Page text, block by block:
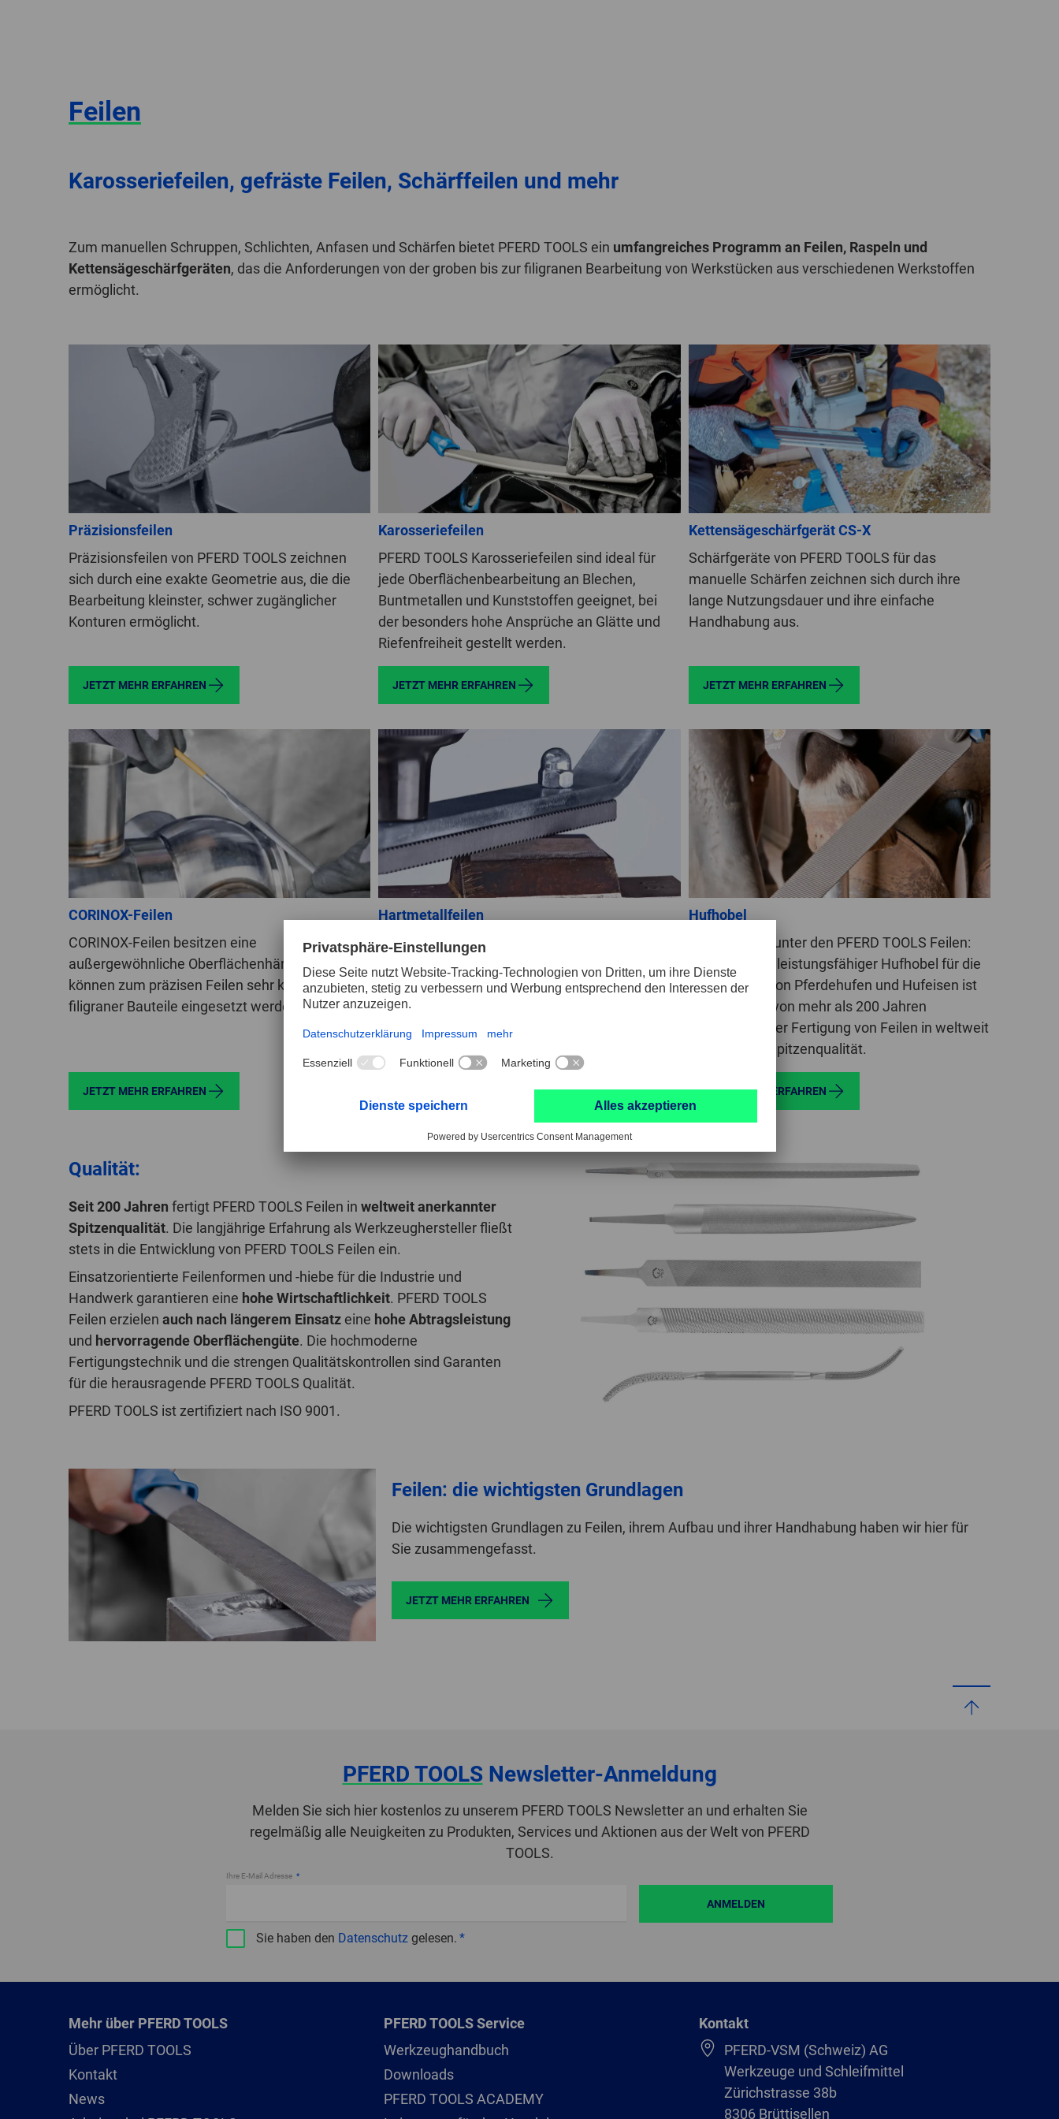
GLOBAL
INTERNATIONAL
-
ENGLISH
INTERNATIONAL
-
Feilen
Karosseriefeilen, gefräste Feilen, Schärffeilen und mehr
Zum manuellen Schruppen, Schlichten, Anfasen und Schärfen bietet PFERD TOOLS ein umfangreiches Programm an Feilen, Raspeln und
Kettensägeschärfgeräten, das die Anforderungen von der groben bis zur filigranen Bearbeitung von Werkstücken aus verschiedenen Werkstoffen
ermöglicht.
Präzisionsfeilen
Präzisionsfeilen von PFERD TOOLS zeichnen
sich durch eine exakte Geometrie aus, die die
Bearbeitung kleinster, schwer zugänglicher
Konturen ermöglicht.
JETZT MEHR ERFAHREN
Karosseriefeilen
PFERD TOOLS Karosseriefeilen sind ideal für
jede Oberflächenbearbeitung an Blechen,
Buntmetallen und Kunststoffen geeignet, bei
der besonders hohe Ansprüche an Glätte und
Riefenfreiheit gestellt werden.
JETZT MEHR ERFAHREN
Kettensägeschärfgerät CS-X
Schärfgeräte von PFERD TOOLS für das
manuelle Schärfen zeichnen sich durch ihre
lange Nutzungsdauer und ihre einfache
Handhabung aus.
JETZT MEHR ERFAHREN
CORINOX-Feilen
CORINOX-Feilen besitzen eine
außergewöhnliche Oberflächenhärte und
können zum präzisen Feilen sehr kleiner und
filigraner Bauteile eingesetzt werden.
JETZT MEHR ERFAHREN
Hartmetallfeilen
Hartmetallfeilen von PFERD TOOLS überzeugen
durch ihre extrem hohe Härte,
Verschleißfestigkeit und lange Lebensdauer. Die
verschiedenen Formen und Ausführungen
eignen sich optimal für die Bearbeitung einer
Hufhobel
Der Klassiker unter den PFERD TOOLS Feilen:
Unser extrem leistungsfähiger Hufhobel für die
Bearbeitung von Pferdehufen und Hufeisen ist
das Ergebnis von mehr als 200 Jahren
Erfahrung in der Fertigung von Feilen in weltweit
anerkannter Spitzenqualität.
JETZT MEHR ERFAHREN
Qualität:
Seit 200 Jahren fertigt PFERD TOOLS Feilen in weltweit anerkannter
Spitzenqualität. Die langjährige Erfahrung als Werkzeughersteller fließt
stets in die Entwicklung von PFERD TOOLS Feilen ein.
Einsatzorientierte Feilenformen und -hiebe für die Industrie und
Handwerk garantieren eine hohe Wirtschaftlichkeit. PFERD TOOLS
Feilen erzielen auch nach längerem Einsatz eine hohe Abtragsleistung
und hervorragende Oberflächengüte. Die hochmoderne
Fertigungstechnik und die strengen Qualitätskontrollen sind Garanten
für die herausragende PFERD TOOLS Qualität.
PFERD TOOLS ist zertifiziert nach ISO 9001.
Feilen: die wichtigsten Grundlagen
Die wichtigsten Grundlagen zu Feilen, ihrem Aufbau und ihrer Handhabung haben wir hier für
Sie zusammengefasst.
JETZT MEHR ERFAHREN
PFERD TOOLSNewsletter-Anmeldung
Melden Sie sich hier kostenlos zu unserem PFERD TOOLS Newsletter an und erhalten Sie
regelmäßig alle Neuigkeiten zu Produkten, Services und Aktionen aus der Welt von PFERD
TOOLS.
Ihre E-Mail Adresse
Sie haben den Datenschutz gelesen.
ANMELDEN
Mehr über PFERD TOOLS
Über PFERD TOOLS
Kontakt
News
PFERD TOOLS Service
Werkzeughandbuch
Downloads
PFERD TOOLS ACADEMY
Kontakt
PFERD-VSM (Schweiz) AG
Werkzeuge und Schleifmittel
Zürichstrasse 38b
8306 Brüttisellen